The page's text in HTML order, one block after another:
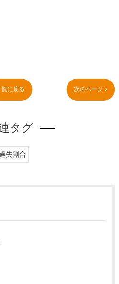
に戻る 次のページ >
タグ
失割合